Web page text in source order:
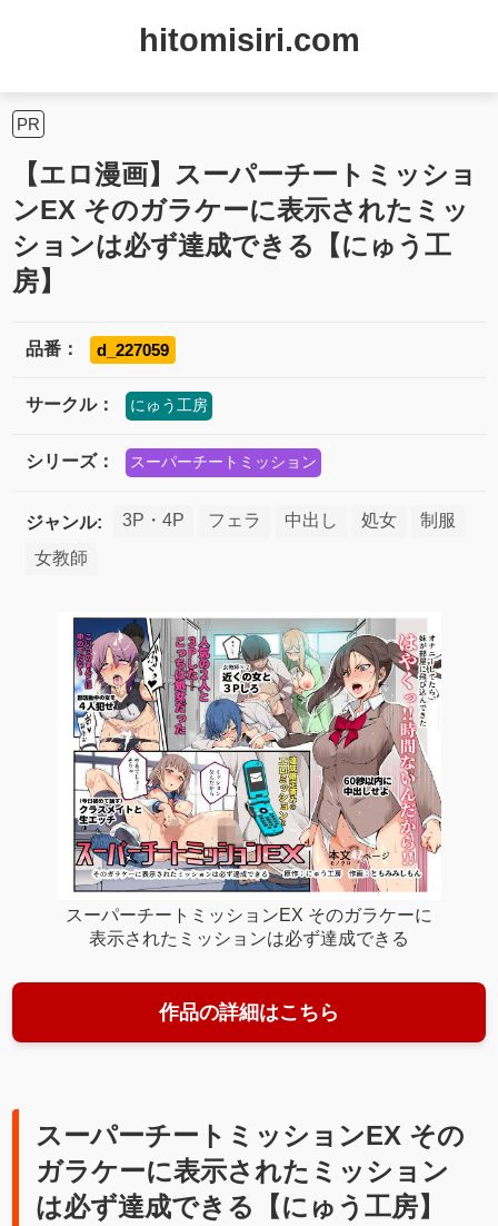
hitomisiri.com
PR
【エロ漫画】スーパーチートミッショ
ンEX そのガラケーに表示されたミッ
ションは必ず達成できる【にゅう工
房】
品番： d_227059
サークル： にゅう工房
シリーズ： スーパーチートミッション
ジャンル: 3P・4P フェラ 中出し 処女
制服
女教師
スーパーチートミッションEX そのガラケーに
表示されたミッションは必ず達成できる
作品の詳細はこちら
スーパーチートミッションEX その
ガラケーに表示されたミッション
は必ず達成できる【にゅう工房】